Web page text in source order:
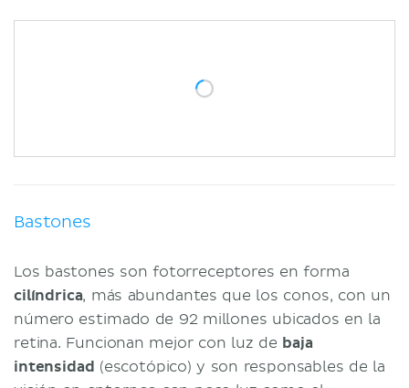
Bastones
Los bastones son fotorreceptores en forma
cilíndrica, más abundantes que los conos, con un
número estimado de 92 millones ubicados en la
retina. Funcionan mejor con luz de baja
intensidad (escotópico) y son responsables de la